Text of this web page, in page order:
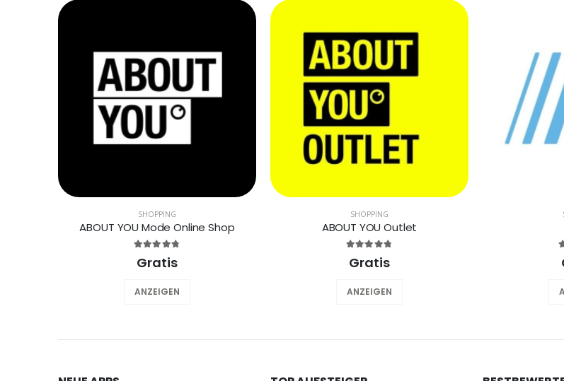
SHOPPING
ABOUT YOU Mode Online Shop
Gratis
ANZEIGEN
SHOPPING
ABOUT YOU Outlet
Gratis
ANZEIGEN